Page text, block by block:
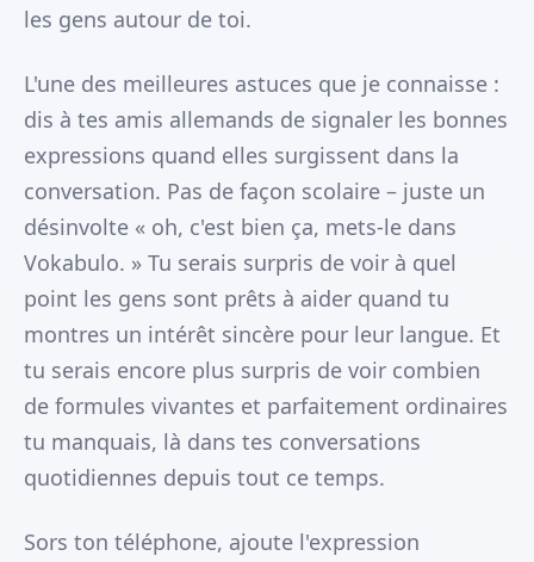
les gens autour de toi.
L'une des meilleures astuces que je connaisse :
dis à tes amis allemands de signaler les bonnes
expressions quand elles surgissent dans la
conversation. Pas de façon scolaire – juste un
désinvolte « oh, c'est bien ça, mets-le dans
Vokabulo. » Tu serais surpris de voir à quel
point les gens sont prêts à aider quand tu
montres un intérêt sincère pour leur langue. Et
tu serais encore plus surpris de voir combien
de formules vivantes et parfaitement ordinaires
tu manquais, là dans tes conversations
quotidiennes depuis tout ce temps.
Sors ton téléphone, ajoute l'expression